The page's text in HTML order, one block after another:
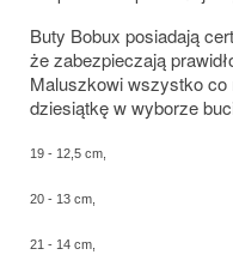
Buty Bobux posiadają
że zabezpieczają
Maluszkowi wszystko co
dziesiątkę w wyborze
19 - 12,5 cm,
20 - 13 cm,
21 - 14 cm,